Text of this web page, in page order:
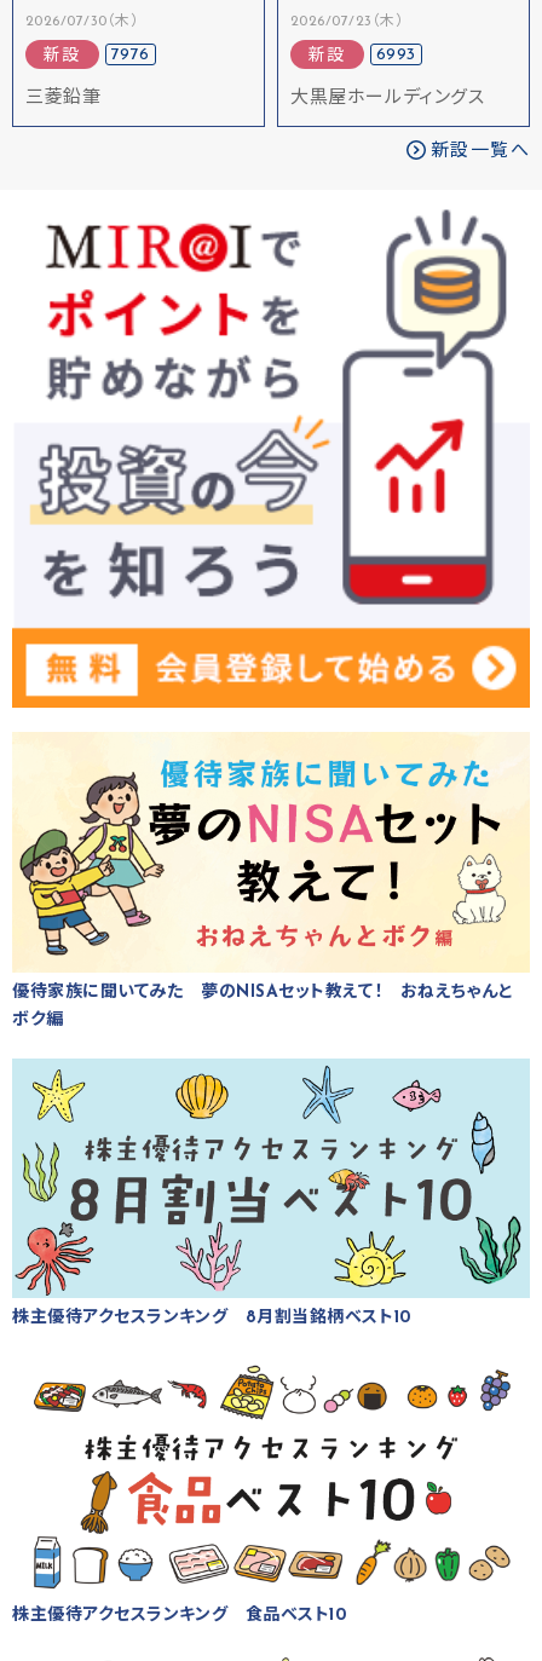
2026/07/30（木）
新設 7976
三菱鉛筆
2026/07/23（木）
新設 6993
大黒屋ホールディングス
新設一覧へ
優待家族に聞いてみた 夢のNISAセット教えて！ おねえちゃんと
ボク編
株主優待アクセスランキング 8月割当銘柄ベスト10
株主優待アクセスランキング 食品ベスト10